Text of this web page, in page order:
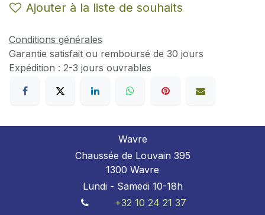
Ajouter à la liste de souhaits
Conditions générales
Garantie satisfait ou remboursé de 30 jours
Expédition : 2-3 jours ouvrables
Wavre
Chaussée de Louvain 395
1300 Wavre
Lundi - Samedi 10-18h
+32 10 24 21 37